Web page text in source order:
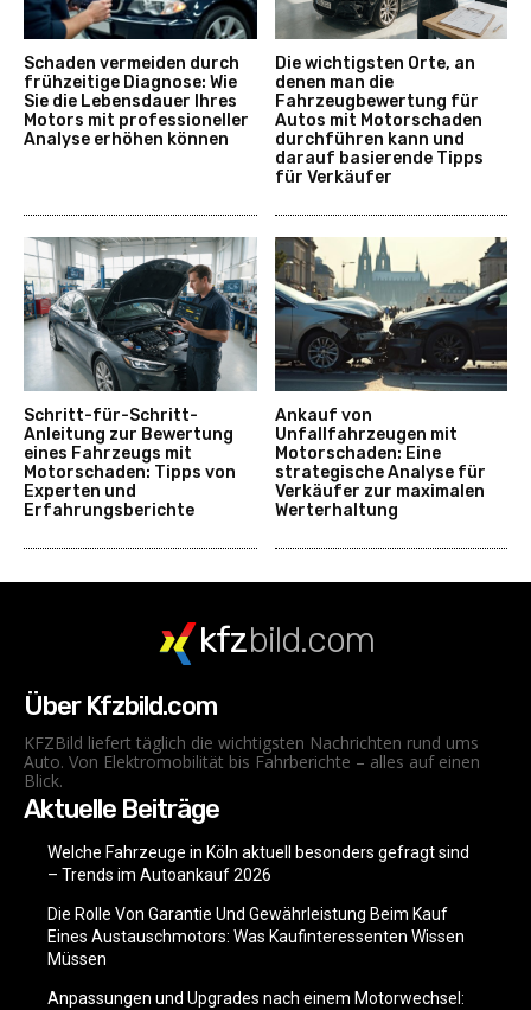
Schaden vermeiden durch
frühzeitige Diagnose: Wie
Sie die Lebensdauer Ihres
Motors mit professioneller
Analyse erhöhen können
Die wichtigsten Orte, an
denen man die
Fahrzeugbewertung für
Autos mit Motorschaden
durchführen kann und
darauf basierende Tipps
für Verkäufer
Schritt-für-Schritt-
Anleitung zur Bewertung
eines Fahrzeugs mit
Motorschaden: Tipps von
Experten und
Erfahrungsberichte
Ankauf von
Unfallfahrzeugen mit
Motorschaden: Eine
strategische Analyse für
Verkäufer zur maximalen
Werterhaltung
kfzbild.com
Über Kfzbild.com
KFZBild liefert täglich die wichtigsten Nachrichten rund ums
Auto. Von Elektromobilität bis Fahrberichte – alles auf einen
Blick.
Aktuelle Beiträge
Welche Fahrzeuge in Köln aktuell besonders gefragt sind
– Trends im Autoankauf 2026
Die Rolle Von Garantie Und Gewährleistung Beim Kauf
Eines Austauschmotors: Was Kaufinteressenten Wissen
Müssen
Anpassungen und Upgrades nach einem Motorwechsel: